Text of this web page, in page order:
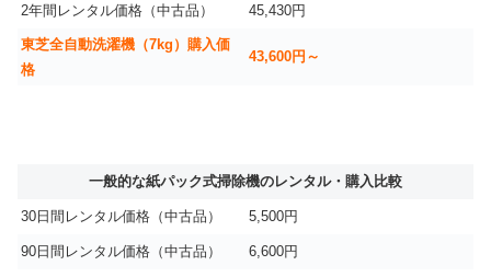
2年間レンタル価格（中古品） 45,430円
東芝全自動洗濯機（7kg）購入価
格
43,600円～
一般的な紙パック式掃除機のレンタル・購入比較
30日間レンタル価格（中古品） 5,500円
90日間レンタル価格（中古品） 6,600円